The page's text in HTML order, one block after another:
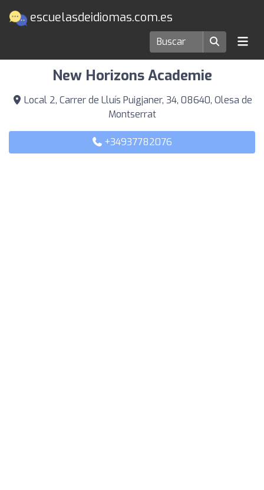
escuelasdeidiomas.com.es
Escuelas de idiomas en Olesa de Montserrat
New Horizons Academie
Local 2, Carrer de Lluís Puigjaner, 34, 08640, Olesa de
Montserrat
+34937782076